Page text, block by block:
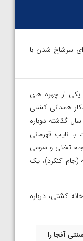
سرشاخ شدن با
یکی از چهره های
همدانی کشتی
گذشته دوباره
نایب قهرمانی
جام تختی و سومی
(جام کنکرد)، یک
کشتی، درباره
آنجا را